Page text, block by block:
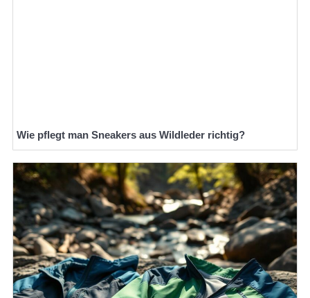
Wie pflegt man Sneakers aus Wildleder richtig?